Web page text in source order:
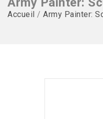
Accueil / Army Painter: